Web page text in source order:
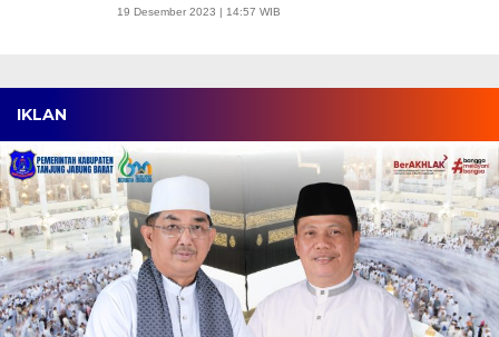
19 Desember 2023 | 14:57 WIB
IKLAN